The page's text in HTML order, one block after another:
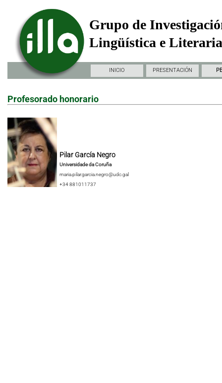
Grupo de
Lingüística e
INICIO PRESENTACIÓN
Profesorado honorario
Pilar García Negro
Universidade da Coruña
maria.pilar.garcia.negro@udc.gal
+34 881011737